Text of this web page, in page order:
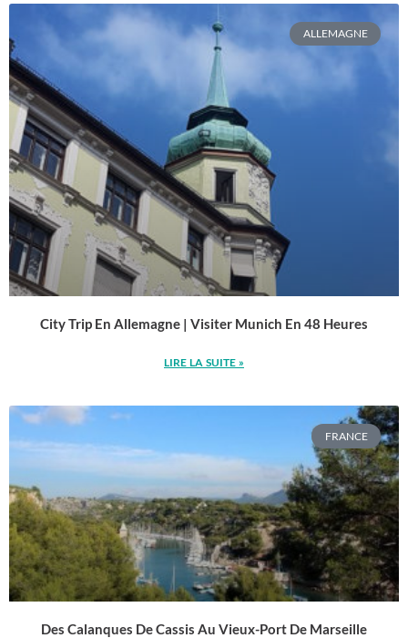
ALLEMAGNE
City Trip En Allemagne | Visiter Munich En 48 Heures
LIRE LA SUITE »
FRANCE
Des Calanques De Cassis Au Vieux-Port De Marseille